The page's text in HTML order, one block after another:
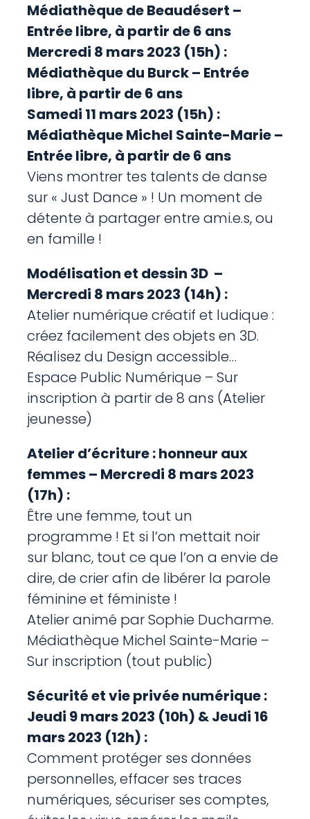
Médiathèque de Beaudésert –
Entrée libre, à partir de 6 ans
Mercredi 8 mars 2023 (15h) :
Médiathèque du Burck – Entrée
libre, à partir de 6 ans
Samedi 11 mars 2023 (15h) :
Médiathèque Michel Sainte-Marie –
Entrée libre, à partir de 6 ans
Viens montrer tes talents de danse
sur « Just Dance » ! Un moment de
détente à partager entre ami.e.s, ou
en famille !
Modélisation et dessin 3D –
Mercredi 8 mars 2023 (14h) :
Atelier numérique créatif et ludique :
créez facilement des objets en 3D.
Réalisez du Design accessible…
Espace Public Numérique – Sur
inscription à partir de 8 ans (Atelier
jeunesse)
Atelier d’écriture : honneur aux
femmes – Mercredi 8 mars 2023
(17h) :
Être une femme, tout un
programme ! Et si l’on mettait noir
sur blanc, tout ce que l’on a envie de
dire, de crier afin de libérer la parole
féminine et féministe !
Atelier animé par Sophie Ducharme.
Médiathèque Michel Sainte-Marie –
Sur inscription (tout public)
Sécurité et vie privée numérique :
Jeudi 9 mars 2023 (10h) & Jeudi 16
mars 2023 (12h) :
Comment protéger ses données
personnelles, effacer ses traces
numériques, sécuriser ses comptes,